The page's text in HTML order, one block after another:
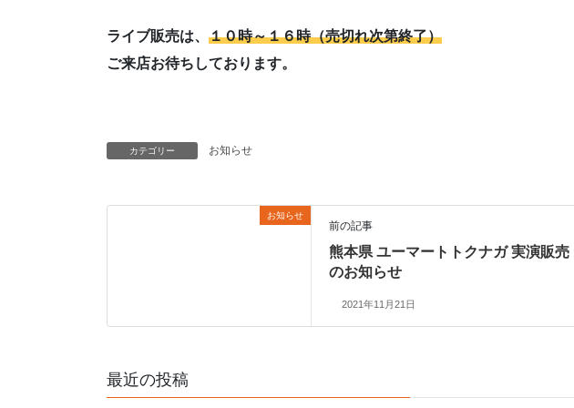
ライブ販売は、 １０時～１６時（売切れ次第終了）
ご来店お待ちしております。
カテゴリー お知らせ
お知らせ
前の記事
熊本県 ユーマートトクナガ 実演販売
のお知らせ
2021年11月21日
最近の投稿